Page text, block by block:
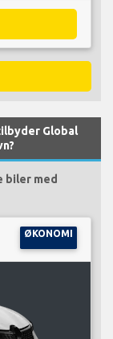
Global
biler med
ØKONOMI